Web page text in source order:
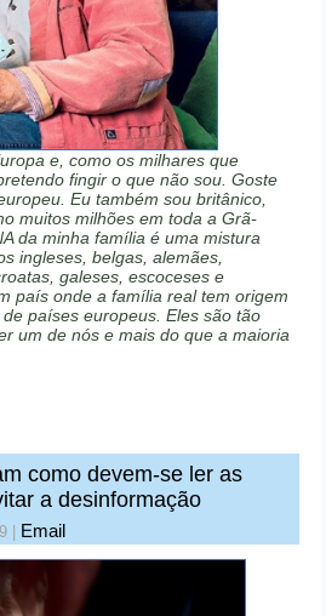
e, como os milhares que
fingir o que não sou. Goste
Eu também sou britânico,
muitos milhões em toda a Grã-
da minha família é uma mistura
ingleses, belgas, alemães,
galeses, escoceses e
país onde a família real tem origem
países europeus. Eles são tão
um de nós e mais do que a maioria
como devem-se ler as
a desinformação
Email